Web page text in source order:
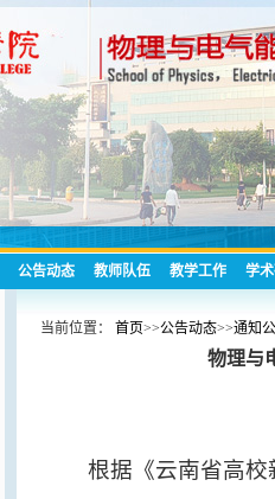
公告动态 教师队伍 教学工作 学
当前位置： 首页>>公告动态>>通知
物理与
根据《云南省高